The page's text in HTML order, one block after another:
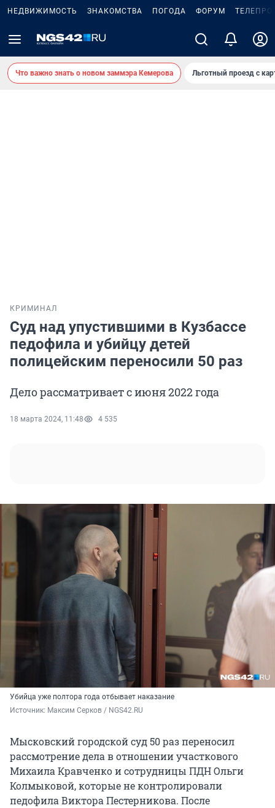
НЕДВИЖИМОСТЬ ЗНАКОМСТВА ПОГОДА ФОРУМ
Что важно знать о новом заммэра Кемерова Льготный проезд с
КРИМИНАЛ
Суд над упустившими в Кузбассе
педофила и убийцу детей
полицейским переносили 50 раз
Дело рассматривает с июня 2022 года
18 марта 2024, 11:48 4 535
Убийца уже полтора года отбывает наказание
Источник: Максим Серков / NGS42.RU
Мысковский городской суд 50 раз переносил
рассмотрение дела в отношении участкового
Михаила Кравченко и сотрудницы ПДН Ольги
Колмыковой, которые не контролировали
педофила Виктора Пестерникова. После